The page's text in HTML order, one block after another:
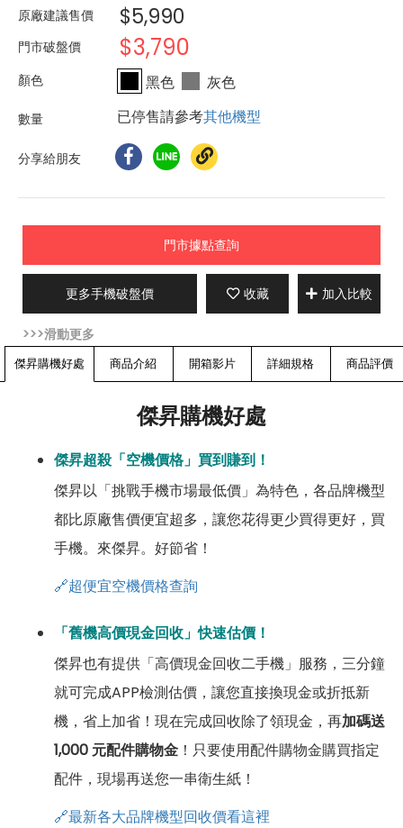
原廠建議售價 $5,990
門市破盤價 $3,790
黑色
灰色
已停售請參考其他機型
分享給朋友
門市據點查詢
更多手機破盤價 收藏 加入比較
傑昇購機好處 商品介紹 開箱影片 詳細規格 商品評價
傑昇購機好處
傑昇超殺「空機價格」買到賺到！
傑昇以「挑戰手機市場最低價」為特色，各品牌機型
都比原廠售價便宜超多，讓您花得更少買得更好，買
手機。來傑昇。好節省！
🔗超便宜空機價格查詢
「舊機高價現金回收」快速估價！
傑昇也有提供「高價現金回收二手機」服務，三分鐘
就可完成APP檢測估價，讓您直接換現金或折抵新
機，省上加省！現在完成回收除了領現金，再加碼送
1,000 元配件購物金 ！只要使用配件購物金購買指定
配件，現場再送您一串衛生紙！
🔗最新各大品牌機型回收價看這裡